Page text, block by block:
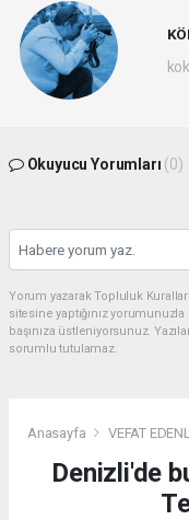
Okuyucu Yorumları (0)
Yorum yazarak Topluluk
sitesine yaptığınız
başınıza üstleniyorsunuz.
sorumlu tutulamaz.
Anasayfa VEFAT
Denizli'de